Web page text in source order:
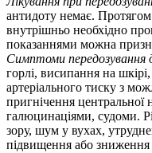
антидоту немає.
внутрішньо необхідно
показаннями можна
Симптоми передозування
горлі, висипання на
артеріального тиску з
пригнічення центральної
галюцинаціями, судоми.
зору, шум у вухах,
підвищення або зниження